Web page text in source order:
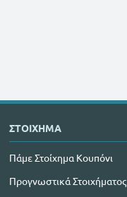
ΣΤΟΙΧΗΜΑ
Πάμε Στοίχημα Κουπόνι
Προγνωστικά Στοιχήματος